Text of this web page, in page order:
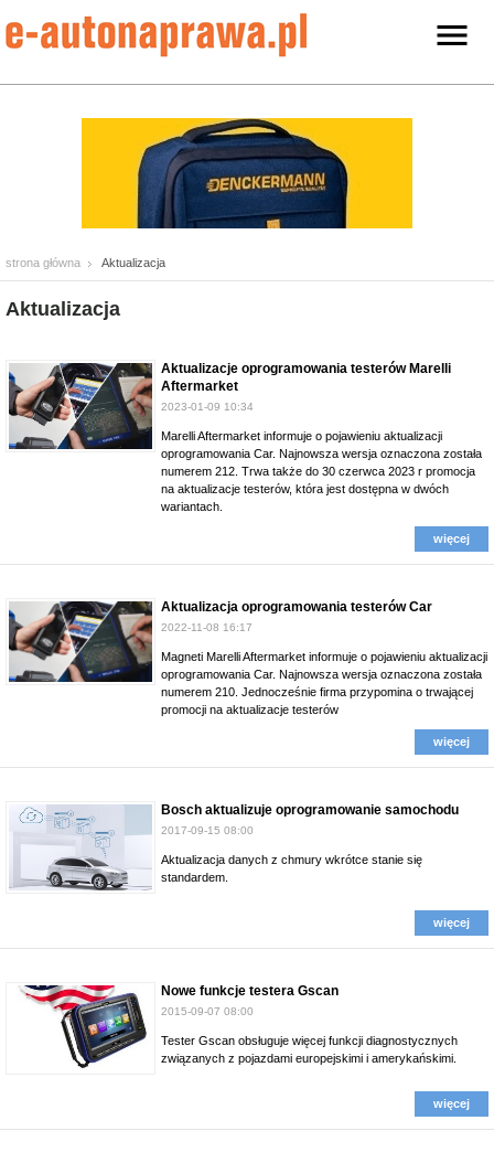
strona główna Aktualizacja
Aktualizacja
Aktualizacje oprogramowania testerów Marelli
Aftermarket
2023-01-09 10:34
Marelli Aftermarket informuje o pojawieniu aktualizacji
oprogramowania Car. Najnowsza wersja oznaczona została
numerem 212. Trwa także do 30 czerwca 2023 r promocja
na aktualizacje testerów, która jest dostępna w dwóch
wariantach.
więcej
Aktualizacja oprogramowania testerów Car
2022-11-08 16:17
Magneti Marelli Aftermarket informuje o pojawieniu aktualizacji
oprogramowania Car. Najnowsza wersja oznaczona została
numerem 210. Jednocześnie firma przypomina o trwającej
promocji na aktualizacje testerów
więcej
Bosch aktualizuje oprogramowanie samochodu
2017-09-15 08:00
Aktualizacja danych z chmury wkrótce stanie się
standardem.
więcej
Nowe funkcje testera Gscan
2015-09-07 08:00
Tester Gscan obsługuje więcej funkcji diagnostycznych
związanych z pojazdami europejskimi i amerykańskimi.
więcej